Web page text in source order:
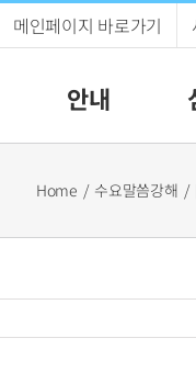
메인페이지 바로가기
안내
Home 수요말씀강해